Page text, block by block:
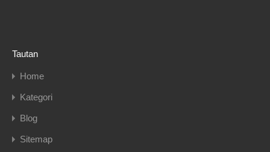
Tautan
Home
Kategori
Blog
Sitemap